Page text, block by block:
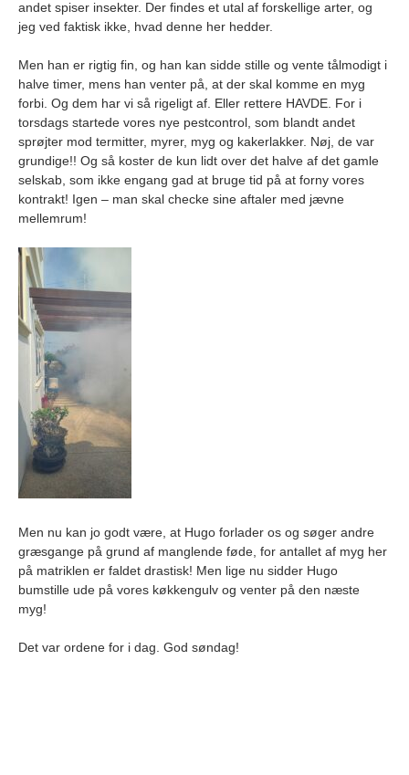
andet spiser insekter. Der findes et utal af forskellige arter, og
jeg ved faktisk ikke, hvad denne her hedder.
Men han er rigtig fin, og han kan sidde stille og vente tålmodigt i
halve timer, mens han venter på, at der skal komme en myg
forbi. Og dem har vi så rigeligt af. Eller rettere HAVDE. For i
torsdags startede vores nye pestcontrol, som blandt andet
sprøjter mod termitter, myrer, myg og kakerlakker. Nøj, de var
grundige!! Og så koster de kun lidt over det halve af det gamle
selskab, som ikke engang gad at bruge tid på at forny vores
kontrakt! Igen – man skal checke sine aftaler med jævne
mellemrum!
Men nu kan jo godt være, at Hugo forlader os og søger andre
græsgange på grund af manglende føde, for antallet af myg her
på matriklen er faldet drastisk! Men lige nu sidder Hugo
bumstille ude på vores køkkengulv og venter på den næste
myg!
Det var ordene for i dag. God søndag!